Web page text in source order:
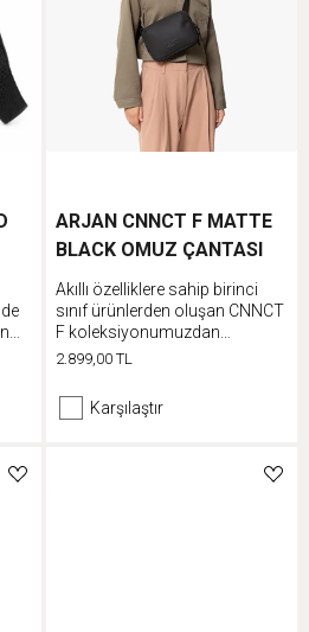
ARJAN CNNCT F MATTE
BLACK OMUZ ÇANTASI
Akıllı özelliklere sahip birinci
sınıf ürünlerden oluşan CNNCT
F koleksiyonumuzdan
minimalist mini çanta. Tarz bir
sırt panelinde değerli eşyaların
için polar astarlı cebi vardır ve
2.899,00 TL
Karşılaştır